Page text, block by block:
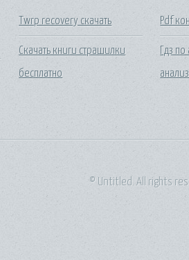
Twrp recovery скачать
Скачать книги страшилки
бесплатно
Pdf
Гдз
© Untitled. All rights